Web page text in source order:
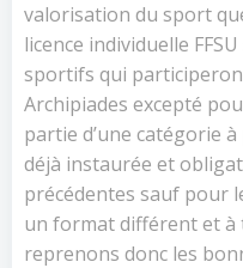
valorisation du sport
licence individuelle
sportifs qui
Archipiades excepté
partie d’une catégorie
déjà instaurée et
précédentes sauf pour
un format différent et à
reprenons donc les